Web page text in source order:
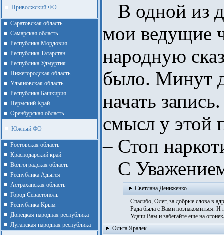
Приволжский ФО
Cаратовская область
Cамарская область
Республика Мордовия
Республика Татарстан
Республика Удмуртия
Нижегородская область
Ульяновская область
Республика Башкирия
Пермский Край
Оренбурская область
Южный ФО
Ростовская область
Краснодарский край
Волгоградская область
Республика Адыгея
Астраханская область
Город Севастополь
Республика Крым
Донецкая народная республика
Луганская народная республика
В одной из
мои ведущие
народную
было. Минут
начать
смысл у этой
– Стоп
С
Светлана Дениженко
Спасибо, Олег, за добрые слова в
Рада была с Вами познакомиться. И
Удачи Вам и забегайте еще на огонек
Ольга Яралек